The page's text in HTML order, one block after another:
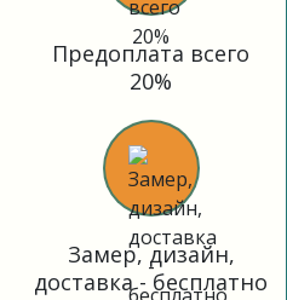
Предоплата всего
20%
Замер, дизайн,
доставка - бесплатно